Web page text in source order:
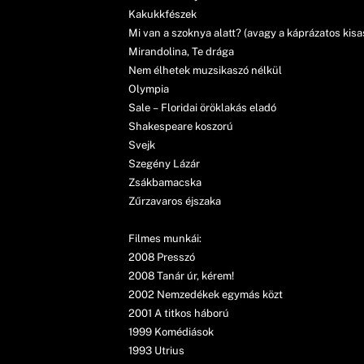
Kakukkfészek
Mi van a szoknya alatt? (avagy a káprázatos
Mirandolina, Te drága
Nem élhetek muzsikaszó nélkül
Olympia
Sale – Floridai öröklakás eladó
Shakespeare koszorú
Svejk
Szegény Lázár
Zsákbamacska
Zűrzavaros éjszaka
Filmes munkái:
2008 Presszó
2008 Tanár úr, kérem!
2002 Nemzedékek egymás közt
2001 A titkos háború
1999 Komédiások
1993 Utrius